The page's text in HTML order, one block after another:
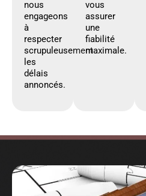
nous
engageons
à
respecter
scrupuleusement
les
délais
annoncés.
vous
assurer
une
fiabilité
maximale.